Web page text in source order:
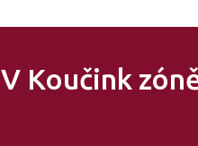
V Koučink